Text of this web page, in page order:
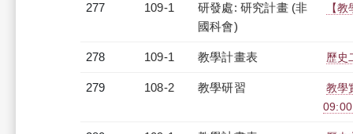
277 109-1
研發處: 研究計畫 (非
國科會)
【
278 109-1 教學計畫表 歷史
279 108-2 教學研習
教學